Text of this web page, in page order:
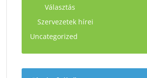
Választás
Szervezetek hírei
Uncategorized